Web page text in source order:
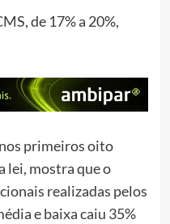
de 17% a 20%,
primeiros oito
lei, mostra que o
realizadas pelos
e baixa caiu 35%